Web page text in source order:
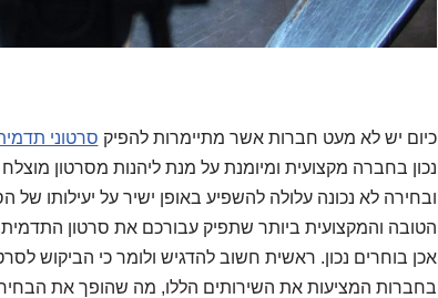
כיום יש לא מעט חברות אשר מתיימרות להפיק סרטוני
נכון בחברה מקצועית ומיומנת על מנת ליהנות מסרטון
ובחירה לא נכונה עלולה להשפיע באופן ישיר על יעילותו
הטובה והמקצועית ביותר שתפיק עבורכם את סרטון
אכן בוחרים נכון. ראשית חשוב להדגיש ולומר כי הביקוש
בחברות המציעות את השירותים הללו, מה שהופך את